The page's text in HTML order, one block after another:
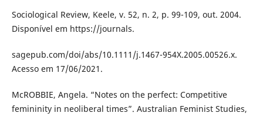
Sociological Review, Keele, v. 52, n. 2, p. 99-109, out. 2004.
Disponível em https://journals.
sagepub.com/doi/abs/10.1111/j.1467-954X.2005.00526.x.
Acesso em 17/06/2021.
McROBBIE, Angela. “Notes on the perfect: Competitive
femininity in neoliberal times”. Australian Feminist Studies,